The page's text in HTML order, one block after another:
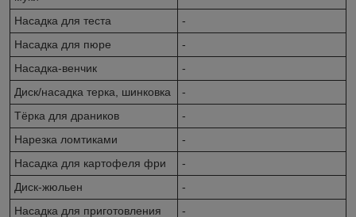
Насадка для теста
-
Насадка для пюре
-
Насадка-венчик
-
Диск/насадка терка, шинковка
-
Тёрка для драников
-
Нарезка ломтиками
-
Насадка для картофеля фри
-
Диск-жюльен
-
Насадка для приготовления
-